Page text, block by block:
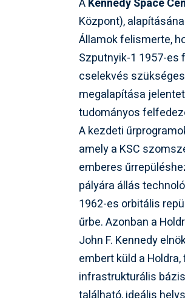
Központ),
Államok felismerte,
Szputnyik-1 1957-es
cselekvés
megalapítása
tudományos
A kezdeti
amely a KSC
emberes
pályára állás
1962-es orbitális
űrbe. Azonban a
John F. Kennedy
embert küld a
infrastrukturális